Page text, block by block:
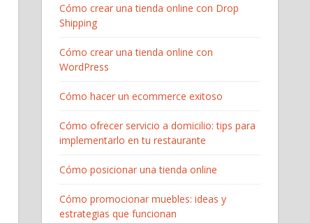
Cómo crear una tienda online con Drop
Shipping
Cómo crear una tienda online con
WordPress
Cómo hacer un ecommerce exitoso
Cómo ofrecer servicio a domicilio: tips para
implementarlo en tu restaurante
Cómo posicionar una tienda online
Cómo promocionar muebles: ideas y
estrategias que funcionan